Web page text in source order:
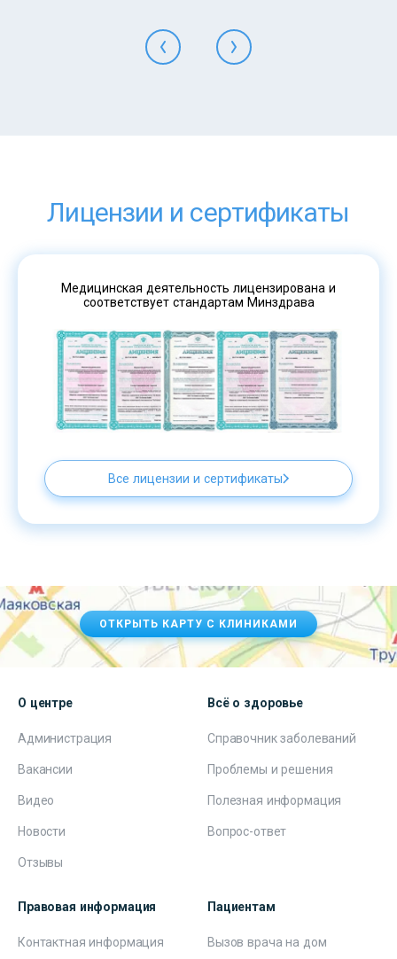
Лицензии и сертификаты
Медицинская деятельность лицензирована и
соответствует стандартам Минздрава
Все лицензии и сертификаты
ОТКРЫТЬ КАРТУ С КЛИНИКАМИ
О центре
Администрация
Вакансии
Видео
Новости
Отзывы
Всё о здоровье
Справочник заболеваний
Проблемы и решения
Полезная информация
Вопрос-ответ
Правовая информация
Контактная информация
Пациентам
Вызов врача на дом